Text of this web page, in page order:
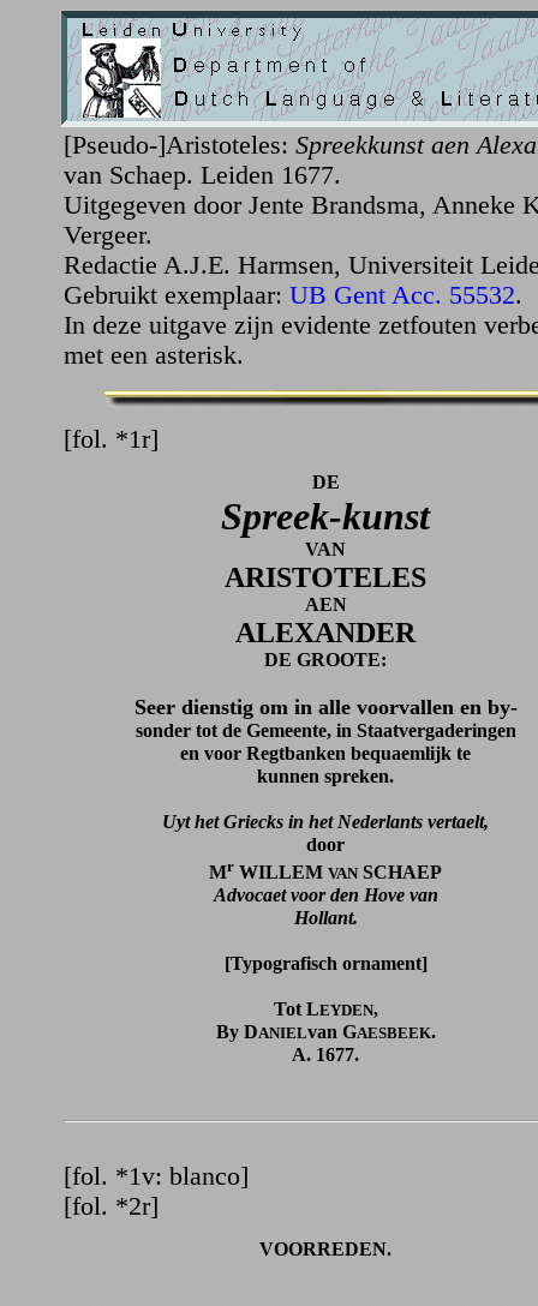
[Pseudo-]Aristoteles: Spreekkunst aen
van Schaep. Leiden 1677.
Uitgegeven door Jente Brandsma, Anneke
Vergeer.
Redactie A.J.E. Harmsen, Universiteit
Gebruikt exemplaar: UB Gent Acc. 55532.
In deze uitgave zijn evidente zetfouten
met een asterisk.
[fol. *1r]
DE
Spreek-kunst
VAN
ARISTOTELES
AEN
ALEXANDER
DE GROOTE:
Seer dienstig om in alle voorvallen en by-
sonder tot de Gemeente, in Staatvergaderingen
en voor Regtbanken bequaemlijk te
kunnen spreken.
Uyt het Griecks in het Nederlants vertaelt,
door
Mr WILLEM VAN SCHAEP
Advocaet voor den Hove van
Hollant.
[Typografisch ornament]
Tot LEYDEN,
By DANIELvan GAESBEEK.
A. 1677.
[fol. *1v: blanco]
[fol. *2r]
VOORREDEN.